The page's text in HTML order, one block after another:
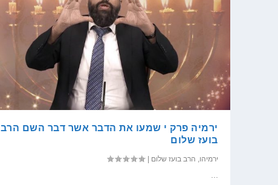
ירמיה פרק י שמעו את הדבר אשר דבר השם הרב
בועז שלום
ירמיהו, הרב בועז שלום |